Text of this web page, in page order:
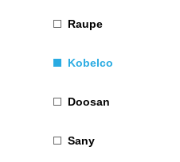
Raupe
Kobelco
Doosan
Sany